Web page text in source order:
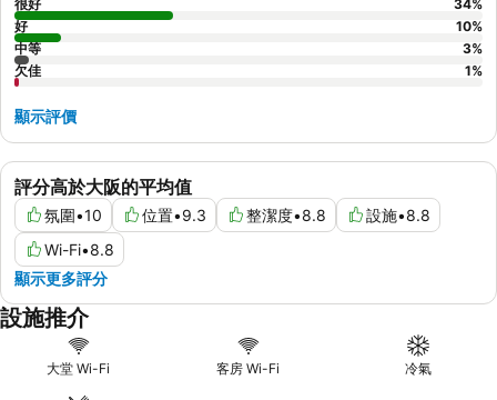
評分高於大阪的平均值
氛圍•10 位置•9.3 整潔度•8.8 設施•8.8
Wi-Fi•8.8
顯示更多評分
很好
34%
好
10%
中等
3%
欠佳
1%
顯示評價
設施推介
大堂 Wi-Fi 客房 Wi-Fi 冷氣